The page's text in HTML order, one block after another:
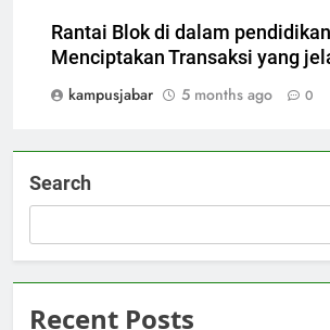
Rantai Blok di dalam
Menciptakan Transaksi yang
kampusjabar
5 months ago 0
Search
Recent Posts